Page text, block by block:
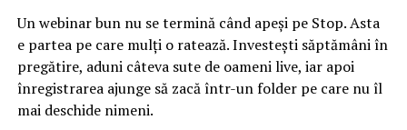
Într-o scrisoare de cinci pagini, Departamentul pentru
afaceri, energie și strategie industrială a ridicat
problema cerințelor de capital și cele privind asigurările
PwC, Deloitte, EY, KPMG, Grant Thornton și BDO.
Printre cele 19 întrebări, scrisoarea o conține și pe
Un webinar bun nu se termină când apeși pe Stop. Asta
e partea pe care mulți o ratează. Investești săptămâni în
pregătire, aduni câteva sute de oameni live, iar apoi
înregistrarea ajunge să zacă într-un folder pe care nu îl
mai deschide nimeni.